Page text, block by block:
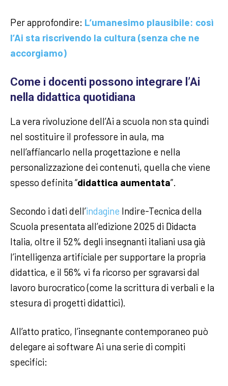
Per approfondire: L’umanesimo plausibile: così
l’Ai sta riscrivendo la cultura (senza che ne
accorgiamo)
Come i docenti possono integrare l’Ai
nella didattica quotidiana
La vera rivoluzione dell’Ai a scuola non sta quindi
nel sostituire il professore in aula, ma
nell’affiancarlo nella progettazione e nella
personalizzazione dei contenuti, quella che viene
spesso definita “didattica aumentata”.
Secondo i dati dell’indagine Indire-Tecnica della
Scuola presentata all’edizione 2025 di Didacta
Italia, oltre il 52% degli insegnanti italiani usa già
l’intelligenza artificiale per supportare la propria
didattica, e il 56% vi fa ricorso per sgravarsi dal
lavoro burocratico (come la scrittura di verbali e la
stesura di progetti didattici).
All’atto pratico, l’insegnante contemporaneo può
delegare ai software Ai una serie di compiti
specifici: